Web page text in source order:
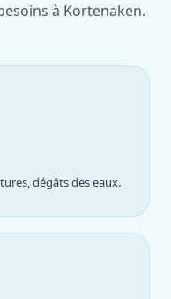
à Kortenaken.
dégâts des eaux.